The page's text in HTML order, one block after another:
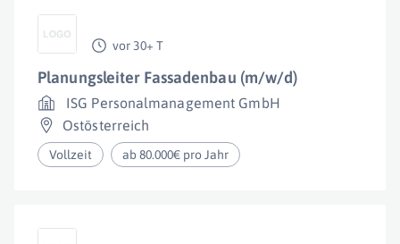
vor 30+ T
Planungsleiter Fassadenbau (m/w/d)
ISG Personalmanagement GmbH
Ostösterreich
Vollzeit ab 80.000€ pro Jahr